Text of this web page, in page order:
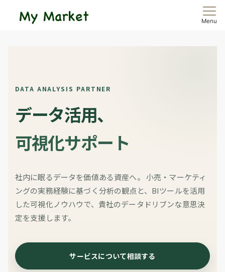
Menu
DATA ANALYSIS PARTNER
データ活用、
可視化サポート
社内に眠るデータを価値ある資産へ。
小売・マーケティ
ングの実務経験に基づく分析の観点と、BIツールを活用
した可視化ノウハウで、貴社のデータドリブンな意思決
定を支援します。
サービスについて相談する